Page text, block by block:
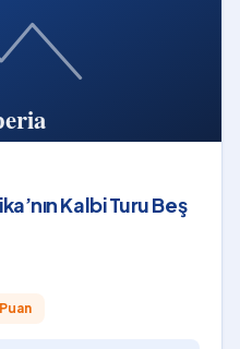
Kalbi Turu Beş